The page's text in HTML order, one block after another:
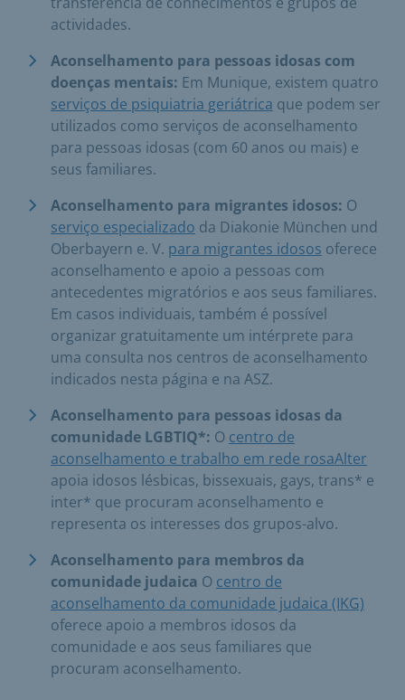
actividades.
Aconselhamento para pessoas idosas com
doenças mentais: Em Munique, existem quatro
serviços de psiquiatria geriátrica que podem ser
utilizados como serviços de aconselhamento
para pessoas idosas (com 60 anos ou mais) e
seus familiares.
Aconselhamento para migrantes idosos: O
serviço especializado da Diakonie München und
Oberbayern e. V. para migrantes idosos oferece
aconselhamento e apoio a pessoas com
antecedentes migratórios e aos seus familiares.
Em casos individuais, também é possível
organizar gratuitamente um intérprete para
uma consulta nos centros de aconselhamento
indicados nesta página e na ASZ.
Aconselhamento para pessoas idosas da
comunidade LGBTIQ*: O centro de
aconselhamento e trabalho em rede rosaAlter
apoia idosos lésbicas, bissexuais, gays, trans* e
inter* que procuram aconselhamento e
representa os interesses dos grupos-alvo.
Aconselhamento para membros da
comunidade judaica O centro de
aconselhamento da comunidade judaica (IKG)
oferece apoio a membros idosos da
comunidade e aos seus familiares que
procuram aconselhamento.